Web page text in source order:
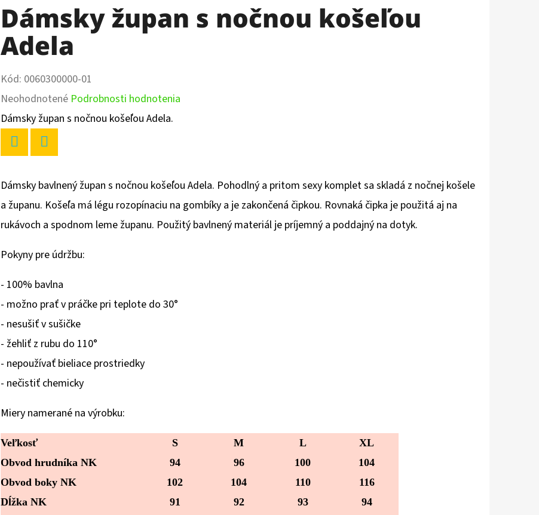
Dámsky župan s nočnou košeľou
Adela
Kód: 0060300000-01
Priemerné
hodnotenie
produktu
je
0,0
Neohodnotené Podrobnosti hodnotenia
Dámsky župan s nočnou košeľou Adela.
Dámsky bavlnený župan s nočnou košeľou Adela. Pohodlný a pritom sexy komplet sa skladá z nočnej košele
a županu. Košeľa má légu rozopínaciu na gombíky a je zakončená čipkou. Rovnaká čipka je použitá aj na
rukávoch a spodnom leme županu. Použitý bavlnený materiál je príjemný a poddajný na dotyk.
Pokyny pre údržbu:
- 100% bavlna
- možno prať v práčke pri teplote do 30°
- nesušiť v sušičke
- žehliť z rubu do 110°
- nepoužívať bieliace prostriedky
- nečistiť chemicky
Miery namerané na výrobku:
Veľkosť S M L
XL
Obvod hrudníka NK
94 96 100
104
Obvod boky NK
102 104 110
116
Dĺžka NK
91 92 93
94